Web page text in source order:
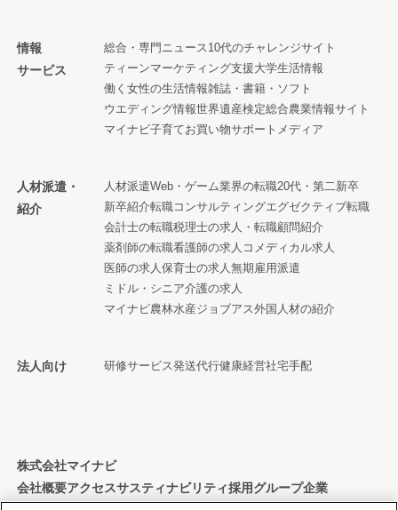
情報
サービス
総合・専門ニュース10代のチャレンジサイト
ティーンマーケティング支援大学生活情報
働く女性の生活情報雑誌・書籍・ソフト
ウエディング情報世界遺産検定総合農業情報サイト
マイナビ子育てお買い物サポートメディア
人材派遣・
紹介
人材派遣Web・ゲーム業界の転職20代・第二新卒
新卒紹介転職コンサルティングエグゼクティブ転職
会計士の転職税理士の求人・転職顧問紹介
薬剤師の転職看護師の求人 コメディカル求人
医師の求人保育士の求人無期雇用派遣
ミドル・シニア介護の求人
マイナビ農林水産ジョブアス外国人材の紹介
法人向け 研修サービス発送代行健康経営社宅手配
株式会社マイナビ
会社概要アクセスサスティナビリティ採用グループ企業